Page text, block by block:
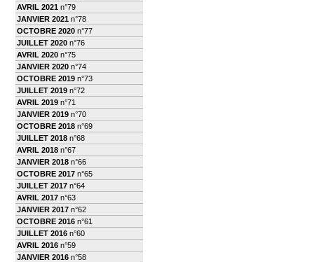
AVRIL 2021 n°79
JANVIER 2021 n°78
OCTOBRE 2020 n°77
JUILLET 2020 n°76
AVRIL 2020 n°75
JANVIER 2020 n°74
OCTOBRE 2019 n°73
JUILLET 2019 n°72
AVRIL 2019 n°71
JANVIER 2019 n°70
OCTOBRE 2018 n°69
JUILLET 2018 n°68
AVRIL 2018 n°67
JANVIER 2018 n°66
OCTOBRE 2017 n°65
JUILLET 2017 n°64
AVRIL 2017 n°63
JANVIER 2017 n°62
OCTOBRE 2016 n°61
JUILLET 2016 n°60
AVRIL 2016 n°59
JANVIER 2016 n°58